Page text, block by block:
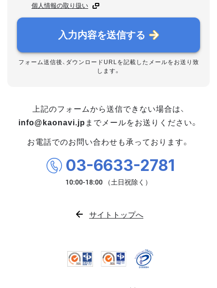
個人情報の取り扱い
入力内容を送信する
フォーム送信後、ダウンロードURLを記載したメールをお送り致
します。
上記のフォームから送信できない場合は、
info@kaonavi.jp までメールをお送りください。
お電話でのお問い合わせも承っております。
03-6633-2781
サイトトップへ